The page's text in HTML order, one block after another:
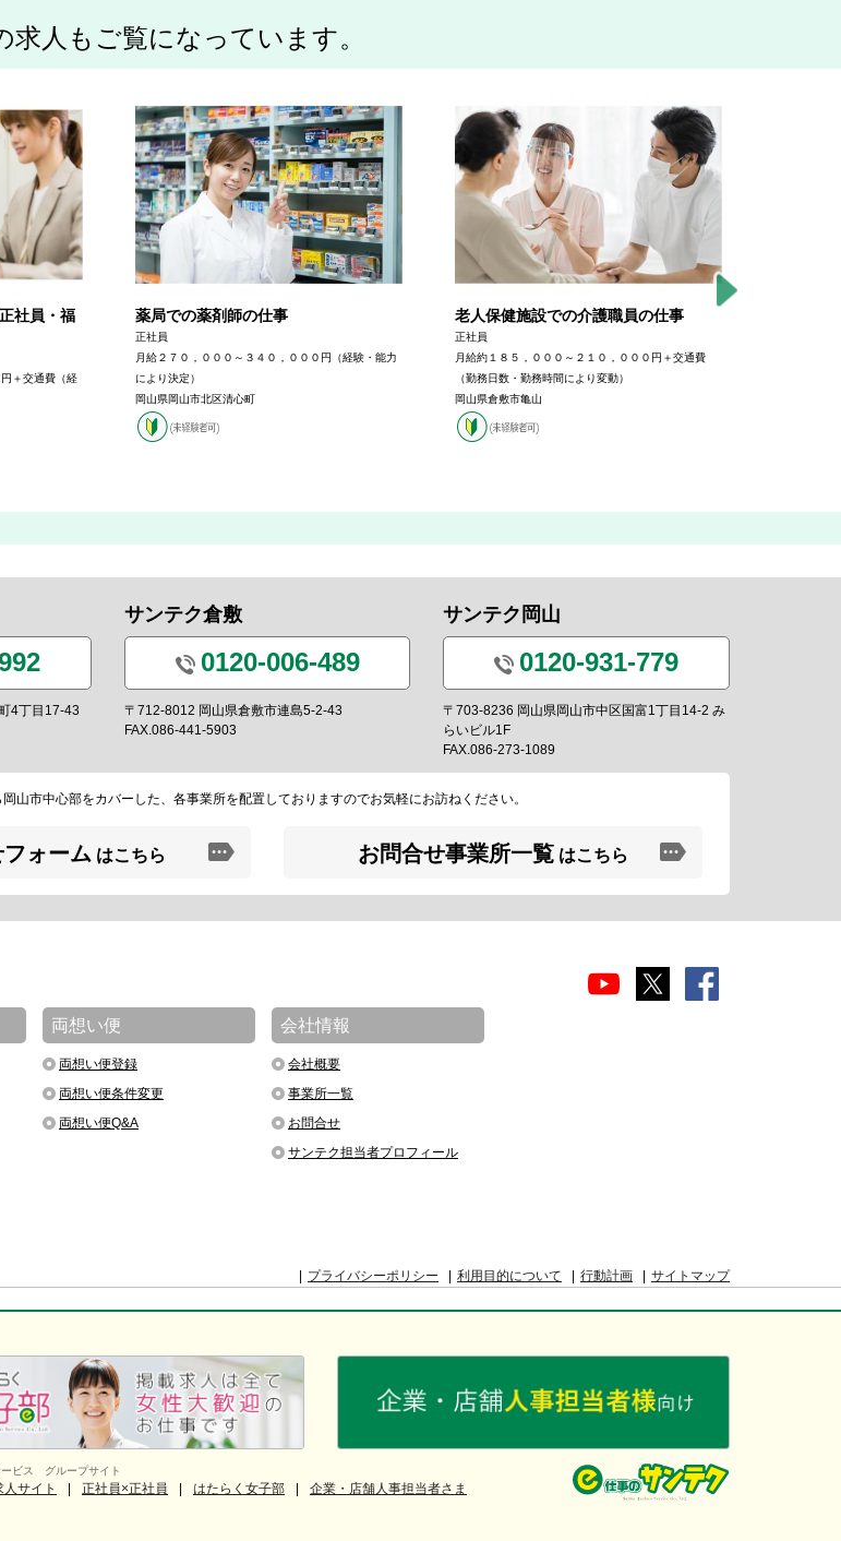
人もご覧になっています。
社員・福
＋交通費（経
薬局での薬剤師の仕事
正社員
月給２７０，０００～３４０，０００円（経験・能力
により決定）
岡山県岡山市北区清心町
老人保健施設での介護職員の仕事
正社員
月給約１８５，０００～２１０，０００円＋交通費
（勤務日数・勤務時間により変動）
岡山県倉敷市亀山
4丁目17-43
サンテク倉敷
0120-006-489
〒712-8012 岡山県倉敷市連島5-2-43
FAX.086-441-5903
サンテク岡山
0120-931-779
〒703-8236 岡山県岡山市中区国富1丁目14-2 み
らいビル1F
FAX.086-273-1089
山市中心部をカバーした、各事業所を配置しておりますのでお気軽にお訪ねください。
ォーム はこちら お問合せ事業所一覧 はこちら
両想い便
両想い便登録
両想い便条件変更
両想い便Q&A
会社情報
会社概要
事業所一覧
お問合せ
サンテク担当者プロフィール
プライバシーポリシー 利用目的について 行動計画 サイトマップ
ビス グループサイト
サイト 正社員×正社員 はたらく女子部 企業・店舗人事担当者さま